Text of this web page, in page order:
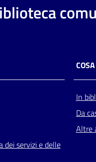
dei servizi e delle
In
Da
Altre